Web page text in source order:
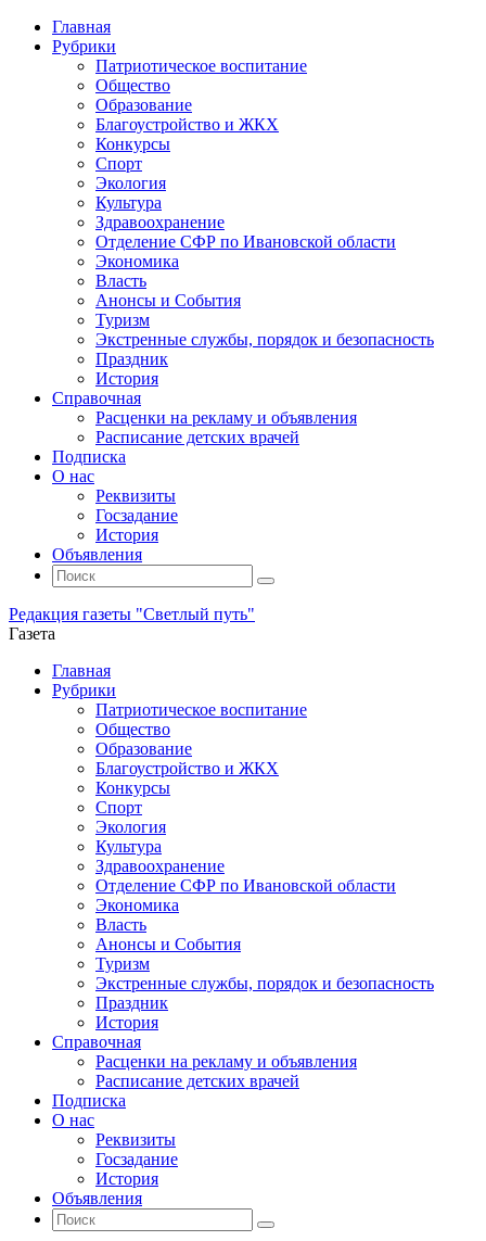
Главная
Рубрики
Патриотическое воспитание
Общество
Образование
Благоустройство и ЖКХ
Конкурсы
Спорт
Экология
Культура
Здравоохранение
Отделение СФР по Ивановской области
Экономика
Власть
Анонсы и События
Туризм
Экстренные службы, порядок и безопасность
Праздник
История
Справочная
Расценки на рекламу и объявления
Расписание детских врачей
Подписка
О нас
Реквизиты
Госзадание
История
Объявления
Поиск
Искать:
Поиск
Редакция газеты "Светлый путь"
Газета
Промотать
содержимому
Главная
Рубрики
Патриотическое воспитание
Общество
Образование
Благоустройство и ЖКХ
Конкурсы
Спорт
Экология
Культура
Здравоохранение
Отделение СФР по Ивановской области
Экономика
Власть
Анонсы и События
Туризм
Экстренные службы, порядок и безопасность
Праздник
История
Справочная
Расценки на рекламу и объявления
Расписание детских врачей
Подписка
О нас
Реквизиты
Госзадание
История
Объявления
Поиск
Искать:
Поиск